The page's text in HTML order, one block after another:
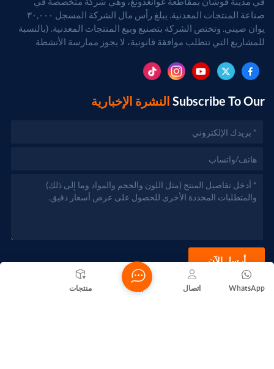
صناعة المنتجات المعدنية. يبلغ رأس مال الشركة المسجل ٣٠,٠٠٠
يوان صيني. وتختص الشركة بتصنيع وبيع المنتجات المعدنية. (بالنسبة
للمشاريع التي تتطلب موافقة قانونية، لا يجوز ممارسة الأنشطة
Subscribe To Our النشرة الإخبارية
أرسل الآن
منتجات WhatsApp اتصال